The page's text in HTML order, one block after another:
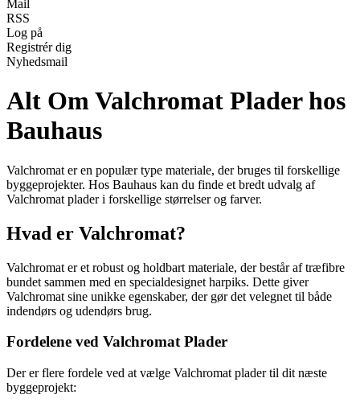
Mail
RSS
Log på
Registrér dig
Nyhedsmail
Alt Om Valchromat Plader hos
Bauhaus
Valchromat er en populær type materiale, der bruges til forskellige
byggeprojekter. Hos Bauhaus kan du finde et bredt udvalg af
Valchromat plader i forskellige størrelser og farver.
Hvad er Valchromat?
Valchromat er et robust og holdbart materiale, der består af træfibre
bundet sammen med en specialdesignet harpiks. Dette giver
Valchromat sine unikke egenskaber, der gør det velegnet til både
indendørs og udendørs brug.
Fordelene ved Valchromat Plader
Der er flere fordele ved at vælge Valchromat plader til dit næste
byggeprojekt: